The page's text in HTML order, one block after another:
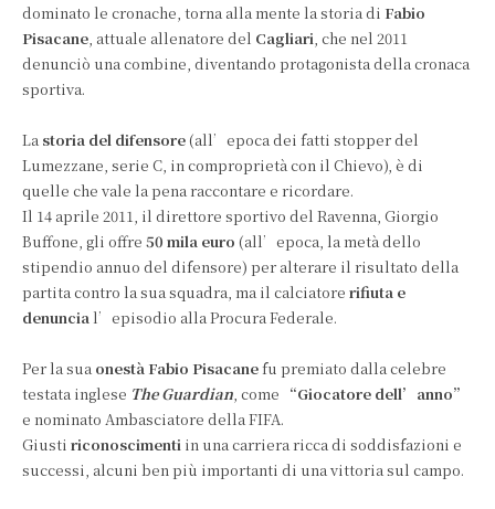
dominato le cronache, torna alla mente la storia di Fabio
Pisacane, attuale allenatore del Cagliari, che nel 2011
denunciò una combine, diventando protagonista della cronaca
sportiva.
La storia del difensore (all’epoca dei fatti stopper del
Lumezzane, serie C, in comproprietà con il Chievo), è di
quelle che vale la pena raccontare e ricordare.
Il 14 aprile 2011, il direttore sportivo del Ravenna, Giorgio
Buffone, gli offre 50 mila euro (all’epoca, la metà dello
stipendio annuo del difensore) per alterare il risultato della
partita contro la sua squadra, ma il calciatore rifiuta e
denuncial’episodio alla Procura Federale.
Per la sua onestà Fabio Pisacanefu premiato dalla celebre
testata inglese The Guardian, come “Giocatore dell’anno”
e nominato Ambasciatore della FIFA.
Giusti riconoscimenti in una carriera ricca di soddisfazioni e
successi, alcuni ben più importanti di una vittoria sul campo.